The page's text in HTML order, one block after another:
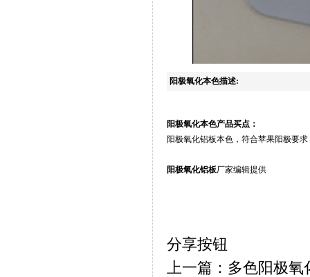
阳极氧化本色描述:
阳极氧化本色产品买点：
阳极氧化铝板本色，符合苹果阳极要
阳极氧化铝板厂家编辑提供
分享按钮
上一篇：多色阳极氧